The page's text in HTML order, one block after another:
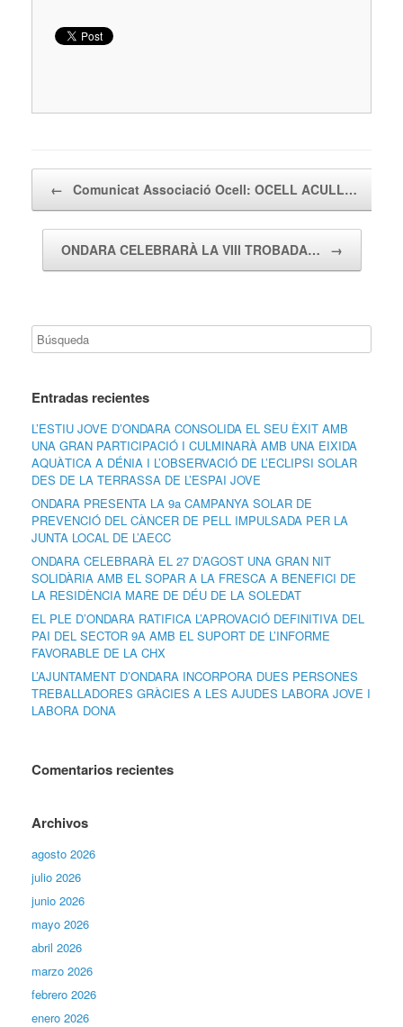
← Comunicat Associació Ocell: OCELL ACULL…
ONDARA CELEBRARÀ LA VIII TROBADA… →
Entradas recientes
L’ESTIU JOVE D’ONDARA CONSOLIDA EL SEU ÈXIT AMB
UNA GRAN PARTICIPACIÓ I CULMINARÀ AMB UNA EIXIDA
AQUÀTICA A DÉNIA I L’OBSERVACIÓ DE L’ECLIPSI SOLAR
DES DE LA TERRASSA DE L’ESPAI JOVE
ONDARA PRESENTA LA 9a CAMPANYA SOLAR DE
PREVENCIÓ DEL CÀNCER DE PELL IMPULSADA PER LA
JUNTA LOCAL DE L’AECC
ONDARA CELEBRARÀ EL 27 D’AGOST UNA GRAN NIT
SOLIDÀRIA AMB EL SOPAR A LA FRESCA A BENEFICI DE
LA RESIDÈNCIA MARE DE DÉU DE LA SOLEDAT
EL PLE D’ONDARA RATIFICA L’APROVACIÓ DEFINITIVA DEL
PAI DEL SECTOR 9A AMB EL SUPORT DE L’INFORME
FAVORABLE DE LA CHX
L’AJUNTAMENT D’ONDARA INCORPORA DUES PERSONES
TREBALLADORES GRÀCIES A LES AJUDES LABORA JOVE I
LABORA DONA
Comentarios recientes
Archivos
agosto 2026
julio 2026
junio 2026
mayo 2026
abril 2026
marzo 2026
febrero 2026
enero 2026